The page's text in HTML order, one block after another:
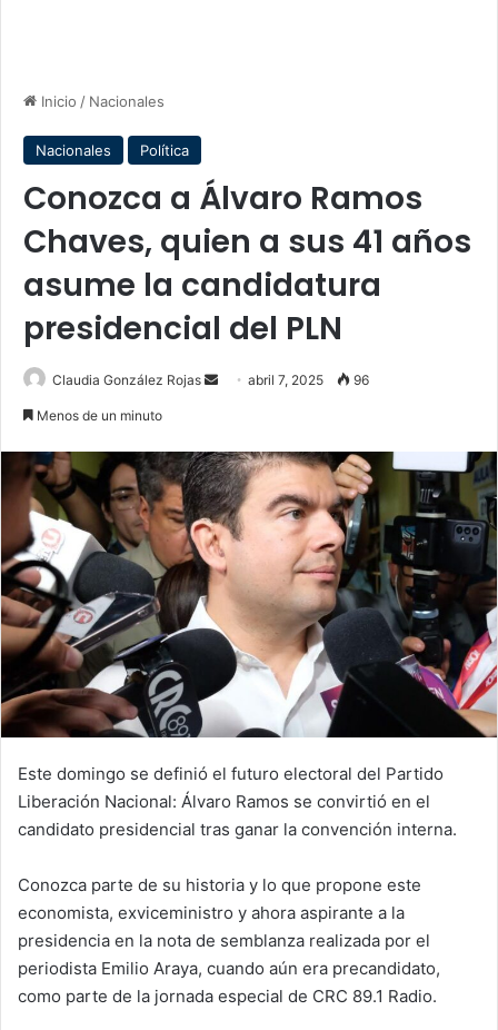
Inicio / Nacionales
Nacionales Política
Conozca a Álvaro Ramos
Chaves, quien a sus 41 años
asume la candidatura
presidencial del PLN
Claudia González Rojas
Sendabril 7, 2025 96
Menos de un minuto
Este domingo se definió el futuro electoral del Partido
Liberación Nacional: Álvaro Ramos se convirtió en el
candidato presidencial tras ganar la convención interna.
Conozca parte de su historia y lo que propone este
economista, exviceministro y ahora aspirante a la
presidencia en la nota de semblanza realizada por el
periodista Emilio Araya, cuando aún era precandidato,
como parte de la jornada especial de CRC 89.1 Radio.